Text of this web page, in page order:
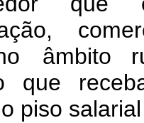
come
âmbito
que re
o piso salarial